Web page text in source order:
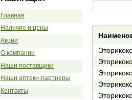
Главная
Наличие и цены
Акции
О компании
Наши поставщики
Наши аптеки-партнеры
Контакты